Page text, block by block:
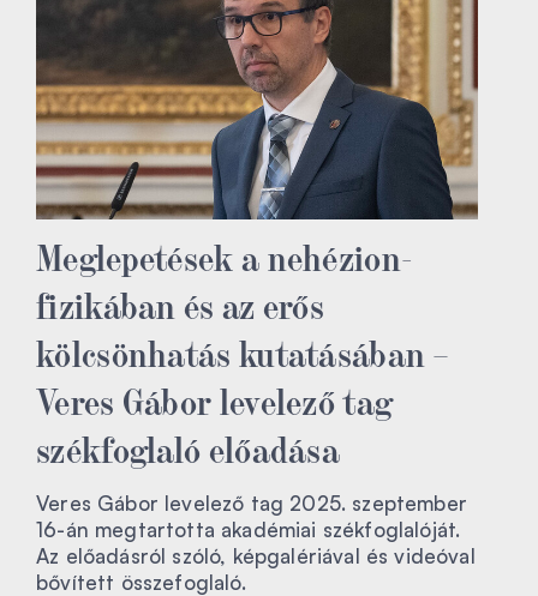
Meglepetések a nehézion-
fizikában és az erős
kölcsönhatás kutatásában –
Veres Gábor levelező tag
székfoglaló előadása
Veres Gábor levelező tag 2025. szeptember
16-án megtartotta akadémiai székfoglalóját.
Az előadásról szóló, képgalériával és videóval
bővített összefoglaló.